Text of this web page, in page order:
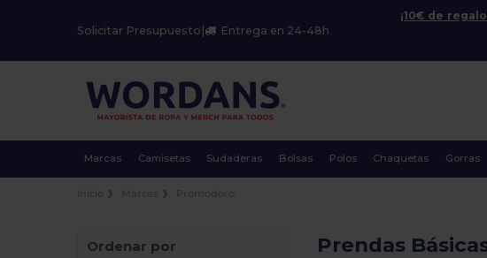
Solicitar Presupuesto Entrega en 24-48h
¡10€ de
Marcas Camisetas Sudaderas Bolsas Polos Chaquetas Gorras
Ordenar por Prendas